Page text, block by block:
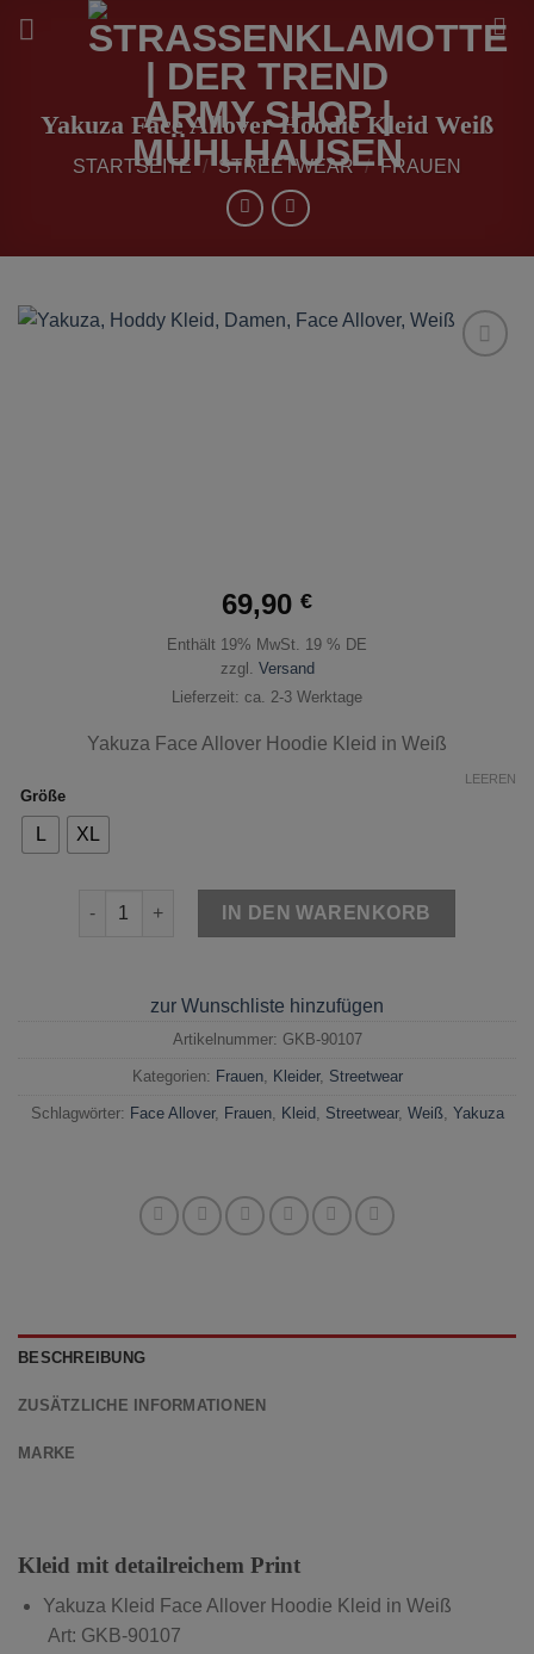
Inhalt
Yakuza Face Allover Hoodie Kleid Weiß
STARTSEITE / STREETWEAR / FRAUEN
69,90 €
Enthält 19% MwSt. 19 % DE
zzgl. Versand
Lieferzeit: ca. 2-3 Werktage
Yakuza Face Allover Hoodie Kleid in Weiß
Größe
L XL
LEEREN
Yakuza Face Allover Hoodie Kleid Weiß Menge
IN DEN WARENKORB
zur Wunschliste hinzufügen
Artikelnummer: GKB-90107
Kategorien: Frauen, Kleider, Streetwear
Schlagwörter: Face Allover, Frauen, Kleid Streetwear, Weiß, Yakuza
BESCHREIBUNG
ZUSÄTZLICHE INFORMATIONEN
MARKE
Kleid mit detailreichem Print
Yakuza Kleid Face Allover Hoodie Kleid in Weiß
Art: GKB-90107